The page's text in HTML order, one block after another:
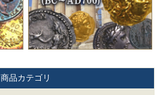
商品カテゴリ